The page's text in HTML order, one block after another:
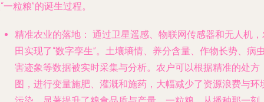
一粒粮”的诞生过程。
精准农业的落地： 通过卫星遥感、物联网传感器和无人机
田实现了“数字孪生”。土壤墒情、养分含量、作物长势、病
害迹象等数据被实时采集与分析。农户可以根据精准的处方
图，进行变量施肥、灌溉和施药，大幅减少了资源浪费与环